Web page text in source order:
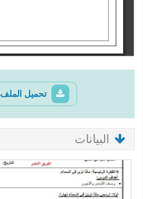
تحميل الملف
البيانات